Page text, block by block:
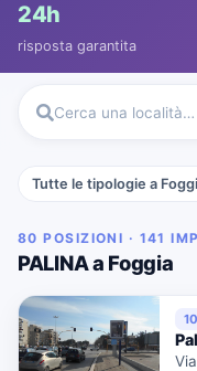
24h
risposta garantita
Cerca una località…
Tutte le tipologie a
80 POSIZIONI · 141
PALINA a Foggia